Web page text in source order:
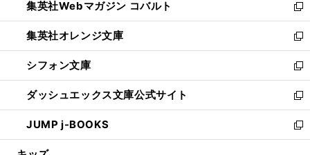
く
で
開
く
ド
ウ
で
開
く
ィ
ン
ド
ウ
で
開
く
集英社Webマガジン コバルト
新
し
い
ウ
ィ
ン
ド
ウ
で
開
集英社オレンジ文庫
新
し
い
ウ
ィ
ン
ド
ウ
シフォン文庫
新
し
い
ウ
ィ
ン
ダッシュエックス文庫公式サイト
新
し
い
ウ
JUMP j-BOOKS
新
し